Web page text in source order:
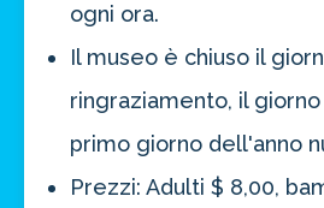
ogni ora.
Il museo è chiuso il
ringraziamento, il
primo giorno dell'anno
Prezzi: Adulti $ 8,00,